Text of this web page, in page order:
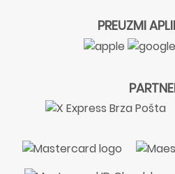
PREUZMI